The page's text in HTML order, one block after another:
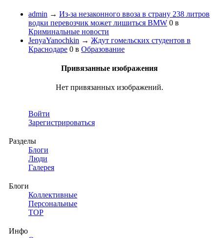
admin → Из-за незаконного ввоза в страну 238 литров
водки перевозчик может лишиться BMW 0 в
Криминальные новости
JenyaYanochkin → Ждут гомельских студентов в
Краснодаре 0 в Образование
Привязанные изображения
Нет привязанных изображений.
Войти
Зарегистрироваться
Разделы
Блоги
Люди
Галерея
Блоги
Коллективные
Персональные
TOP
Инфо